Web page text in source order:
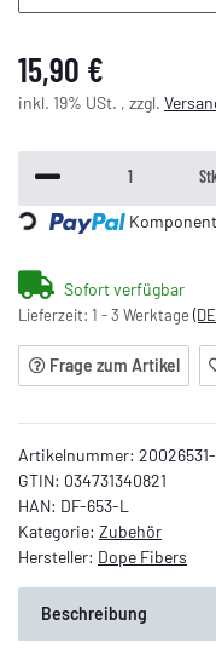
15,90 €
inkl. 19% USt. , zzgl.
Loading...
Sofort verfügbar
Lieferzeit: 1 - 3 Werktage
Frage zum Artikel
Artikelnummer:
GTIN: 034731340821
HAN: DF-653-L
Kategorie: Zubehör
Hersteller: Dope Fibers
Beschreibung